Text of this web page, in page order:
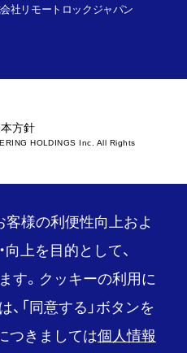
社リモートロックジャパン
方針
HOLDINGS Inc. All Rights
客様の利便性向上およ
上を目的として、
す。クッキーの利用に
「同意する」ボタンを
つきましては個人情報